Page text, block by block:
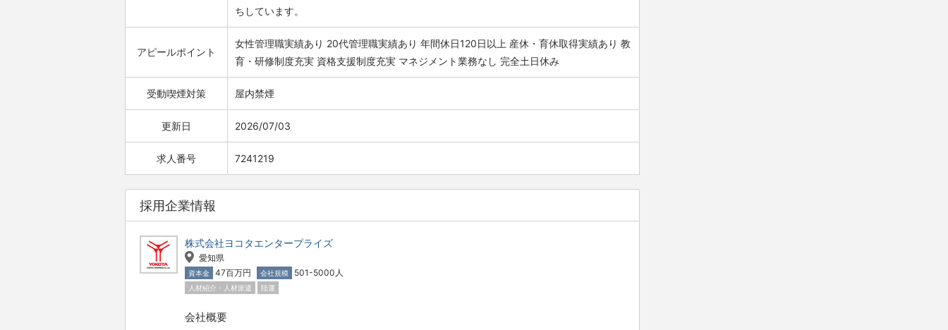
ちしています。
アピールポイント
女性管理職実績あり 20代管理職実績あり 年間休日120日以上 産休・育休取得実績あり 教
育・研修制度充実 資格支援制度充実 マネジメント業務なし 完全土日休み
受動喫煙対策 屋内禁煙
更新日 2026/07/03
求人番号 7241219
採用企業情報
株式会社ヨコタエンタープライズ
愛知県
資本金 47百万円 会社規模 501-5000人
人材紹介・人材派遣 陸運
会社概要